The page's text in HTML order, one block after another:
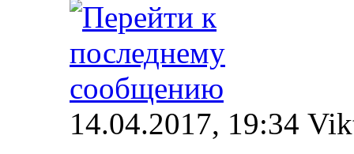
14.04.2017, 19:34